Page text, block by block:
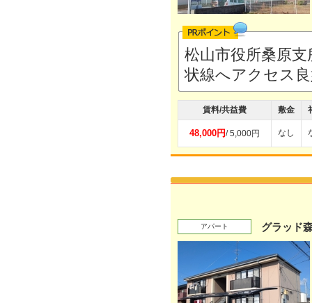
松山市役所桑原
状線へアクセス
賃料/共益費 敷金
48,000円/ 5,000円 なし
アパート グラッド